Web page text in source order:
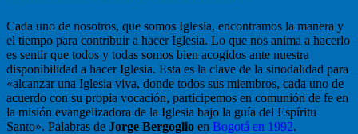
Cada uno de nosotros, que somos Iglesia, encontramos la manera y
el tiempo para contribuir a hacer Iglesia. Lo que nos anima a hacerlo
es sentir que todos y todas somos bien acogidos ante nuestra
disponibilidad a hacer Iglesia. Esta es la clave de la sinodalidad para
«alcanzar una Iglesia viva, donde todos sus miembros, cada uno de
acuerdo con su propia vocación, participemos en comunión de fe en
la misión evangelizadora de la Iglesia bajo la guía del Espíritu
Santo». Palabras de Jorge Bergoglio en Bogotá en 1992.